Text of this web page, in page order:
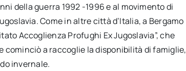
della guerra 1992 -1996 e al movimento di
Come in altre città d’Italia, a Bergamo
Accoglienza Profughi Ex Jugoslavia”, che
a raccoglie la disponibilità di famiglie,
invernale.